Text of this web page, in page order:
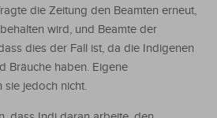
die Zeitung den Beamten erneut,
wird, und Beamte der
dies der Fall ist, da die Indigenen
Bräuche haben. Eigene
sie jedoch nicht.